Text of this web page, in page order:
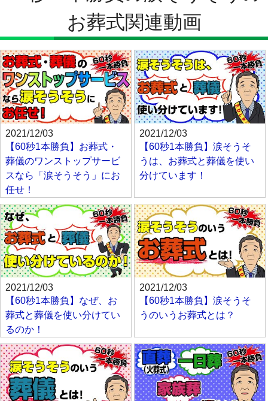
お葬式関連動画
2021/12/03
【60秒1本勝負】お葬式・
葬儀のワンストップサービ
スなら「涙そうそう」にお
任せ！
2021/12/03
【60秒1本勝負】涙そうそ
うは、お葬式と葬儀を使い
分けています！
2021/12/03
【60秒1本勝負】なぜ、お
葬式と葬儀を使い分けてい
るのか！
2021/12/03
【60秒1本勝負】涙そうそ
うのいうお葬式とは？